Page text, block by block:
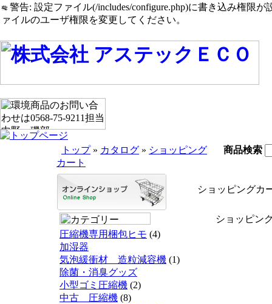
警告: 設定ファイル(/includes/configure.php)に書き込み権限が
ァイルのユーザ権限を変更してください。
トップ» カタログ » ショッピング
カート
商品検索
圧縮機専用梱包ヒモ (4)
加湿器
気泡緩衝材 造粒減容機 (1)
除菌・消臭グッズ
小型ゴミ圧縮機 (2)
中古 圧縮機 (8)
ショッピングカ
ショッピン